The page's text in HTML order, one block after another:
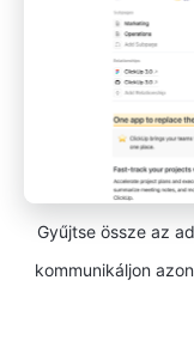
Gyűjtse össze az
kommunikáljon